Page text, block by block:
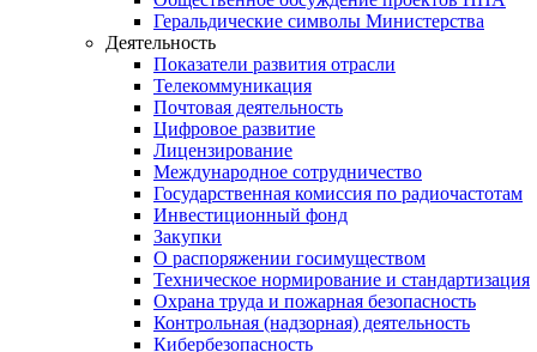
Геральдические символы Министерства
Деятельность
Показатели развития отрасли
Телекоммуникация
Почтовая деятельность
Цифровое развитие
Лицензирование
Международное сотрудничество
Государственная комиссия по радиочастотам
Инвестиционный фонд
Закупки
О распоряжении госимуществом
Техническое нормирование и стандартизация
Охрана труда и пожарная безопасность
Контрольная (надзорная) деятельность
Кибербезопасность